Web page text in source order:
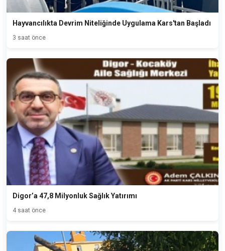
Hayvancılıkta Devrim Niteliğinde Uygulama Kars'tan Başladı
3 saat önce
Digor’a 47,8 Milyonluk Sağlık Yatırımı
4 saat önce